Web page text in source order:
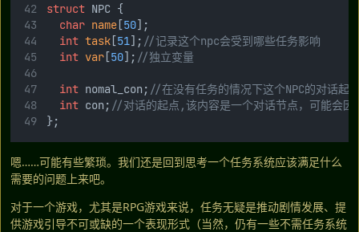
struct NPC {
char name[50];
int task[51]; //记录这个npc会受到哪些任务影响
int var[50]; //独立变量
int nomal_con; //在没有任务的情况下这个NPC的对话起
int con; //对话的起点,该内容是一个对话节点，可能会因
};
嗯……可能有些繁琐。我们还是回到思考一个任务系统应该满足什么
需要的问题上来吧。
对于一个游戏，尤其是RPG游戏来说，任务无疑是推动剧情发展、提
供游戏引导不可或缺的一个表现形式（当然，仍有一些不需任务系统